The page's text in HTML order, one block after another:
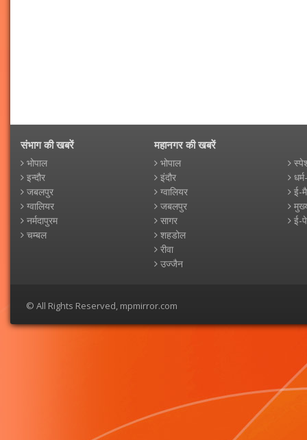
संभाग की खबरें
भोपाल
इन्दौर
जबलपुर
ग्वालियर
नर्मदापुरम
चम्बल
महानगर की खबरें
भोपाल
इंदौर
ग्वालियर
जबलपुर
सागर
शहडोल
रीवा
उज्जैन
ई-
ई-
© All Rights Reserved, mpmirror.com